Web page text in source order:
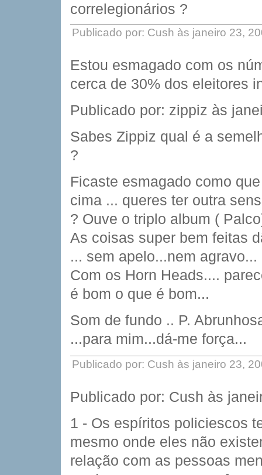
correlegionários ?
Publicado por: Cush às janeiro 23,
Estou esmagado com os
cerca de 30% dos eleitores
Publicado por: zippiz às
Sabes Zippiz qual é a
?
Ficaste esmagado como
cima ... queres ter outra
? Ouve o triplo album (
As coisas super bem feitas
... sem apelo...nem agravo...
Com os Horn Heads....
é bom o que é bom...
Som de fundo .. P.
...para mim...dá-me força...
Publicado por: Cush às janeiro 23,
Publicado por: Cush às
1 - Os espíritos policiescos
mesmo onde eles não
relação com as pessoas